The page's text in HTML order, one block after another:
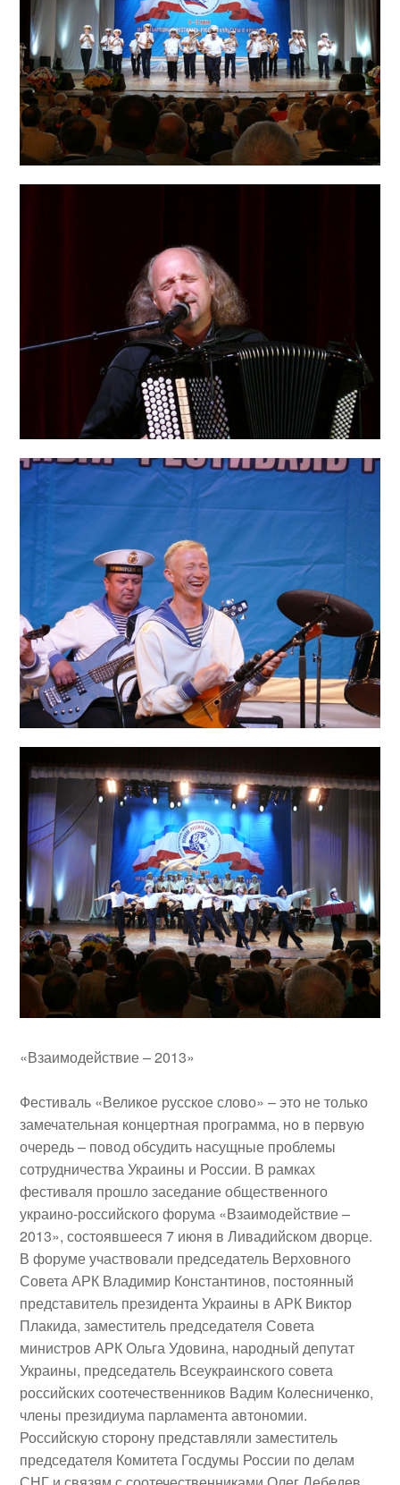
«Взаимодействие – 2013»
Фестиваль «Великое русское слово» – это не только
замечательная концертная программа, но в первую
очередь – повод обсудить насущные проблемы
сотрудничества Украины и России. В рамках
фестиваля прошло заседаниеобщественного
украино-российского форума «Взаимодействие –
2013», состоявшееся 7 июня в Ливадийском дворце.
В форуме участвовали председатель Верховного
Совета АРК Владимир Константинов, постоянный
представитель президента Украины в АРК Виктор
Плакида, заместитель председателя Совета
министров АРКОльга Удовина, народный депутат
Украины, председатель Всеукраинского совета
российских соотечественников Вадим Колесниченко,
члены президиума парламента автономии.
Российскую сторону представляли заместитель
председателя Комитета Госдумы России по делам